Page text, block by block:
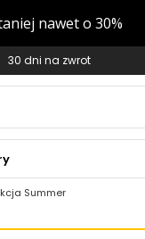
30 dni na zwrot
Summer